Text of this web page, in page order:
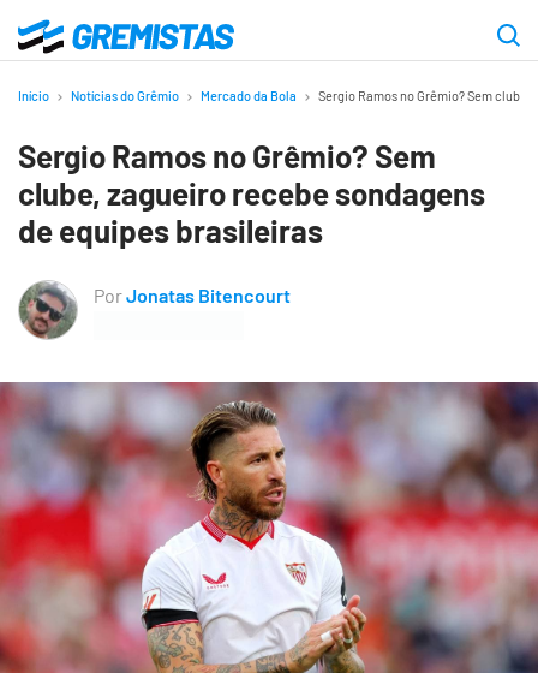
para
principal
Gremistas
Início Notícias do Grêmio Mercado da Bola Sergio Ramos no Grêmio? Sem
Sergio Ramos no Grêmio? Sem
clube, zagueiro recebe sondagens
de equipes brasileiras
PorJonatas Bitencourt